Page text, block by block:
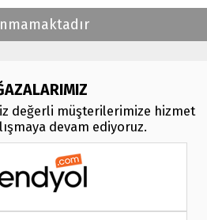
değerli müşterilerimize hizmet
devam ediyoruz.